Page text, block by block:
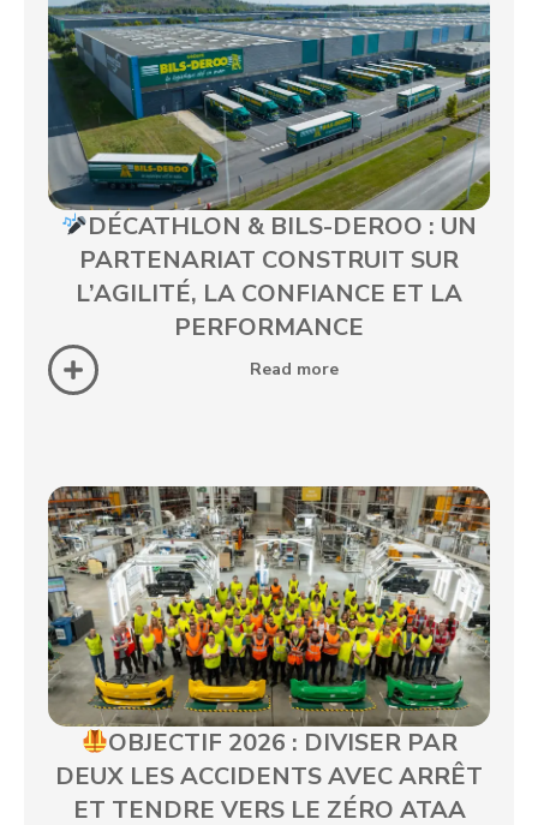
DÉCATHLON & BILS-DEROO : UN
PARTENARIAT CONSTRUIT SUR
L’AGILITÉ, LA CONFIANCE ET LA
PERFORMANCE
Read more
OBJECTIF 2026 : DIVISER PAR
DEUX LES ACCIDENTS AVEC ARRÊT
ET TENDRE VERS LE ZÉRO ATAA